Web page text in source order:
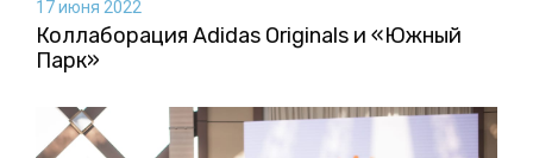
17 июня 2022
Коллаборация Аdidas Originals и «Южный
Парк»